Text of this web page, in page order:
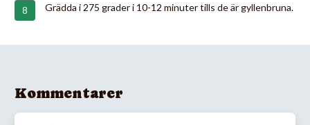
Grädda i 275 grader i 10-12 minuter tills de är gyllenbruna.
Kommentarer